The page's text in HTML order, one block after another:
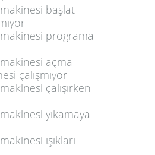
başlat
programa
açma
çalışmıyor
çalışırken
yıkamaya
ışıkları